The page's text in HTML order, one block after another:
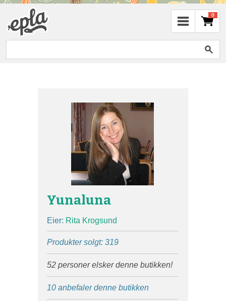
0
Yunaluna
Eier: Rita Krogsund
Produkter solgt: 319
52 personer elsker denne butikken!
10 anbefaler denne butikken